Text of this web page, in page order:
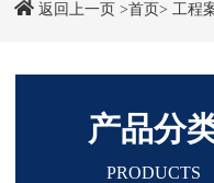
返回上一页 >首页> 工程
产品分
PRODUCTS